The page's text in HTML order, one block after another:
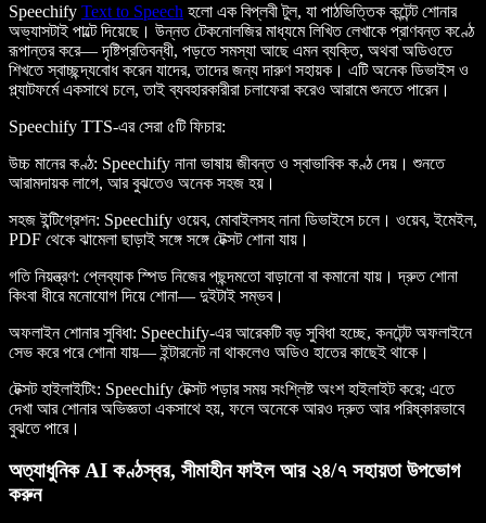
Speechify Text to Speech হলো এক বিপ্লবী টুল, যা পাঠভিত্তিক কন্টেন্ট শোনার
অভ্যাসটাই পাল্টে দিয়েছে। উন্নত টেকনোলজির মাধ্যমে লিখিত লেখাকে প্রাণবন্ত কণ্ঠে
রূপান্তর করে— দৃষ্টিপ্রতিবন্ধী, পড়তে সমস্যা আছে এমন ব্যক্তি, অথবা অডিওতে
শিখতে স্বাচ্ছন্দ্যবোধ করেন যাদের, তাদের জন্য দারুণ সহায়ক। এটি অনেক ডিভাইস ও
প্ল্যাটফর্মে একসাথে চলে, তাই ব্যবহারকারীরা চলাফেরা করেও আরামে শুনতে পারেন।
Speechify TTS-এর সেরা ৫টি ফিচার:
উচ্চ মানের কণ্ঠ: Speechify নানা ভাষায় জীবন্ত ও স্বাভাবিক কণ্ঠ দেয়। শুনতে
আরামদায়ক লাগে, আর বুঝতেও অনেক সহজ হয়।
সহজ ইন্টিগ্রেশন: Speechify ওয়েব, মোবাইলসহ নানা ডিভাইসে চলে। ওয়েব, ইমেইল,
PDF থেকে ঝামেলা ছাড়াই সঙ্গে সঙ্গে টেক্সট শোনা যায়।
গতি নিয়ন্ত্রণ: প্লেব্যাক স্পিড নিজের পছন্দমতো বাড়ানো বা কমানো যায়। দ্রুত শোনা
কিংবা ধীরে মনোযোগ দিয়ে শোনা— দুইটাই সম্ভব।
অফলাইন শোনার সুবিধা: Speechify-এর আরেকটি বড় সুবিধা হচ্ছে, কনটেন্ট অফলাইনে
সেভ করে পরে শোনা যায়— ইন্টারনেট না থাকলেও অডিও হাতের কাছেই থাকে।
টেক্সট হাইলাইটিং: Speechify টেক্সট পড়ার সময় সংশ্লিষ্ট অংশ হাইলাইট করে; এতে
দেখা আর শোনার অভিজ্ঞতা একসাথে হয়, ফলে অনেকে আরও দ্রুত আর পরিষ্কারভাবে
বুঝতে পারে।
অত্যাধুনিক AI কণ্ঠস্বর, সীমাহীন ফাইল আর ২৪/৭ সহায়তা উপভোগ
করুন